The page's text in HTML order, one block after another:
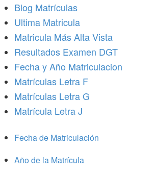
Blog Matrículas
Ultima Matricula
Matricula Más Alta Vista
Resultados Examen DGT
Fecha y Año Matriculacion
Matrículas Letra F
Matrículas Letra G
Matrícula Letra J
Fecha de Matriculación
Año de la Matrícula